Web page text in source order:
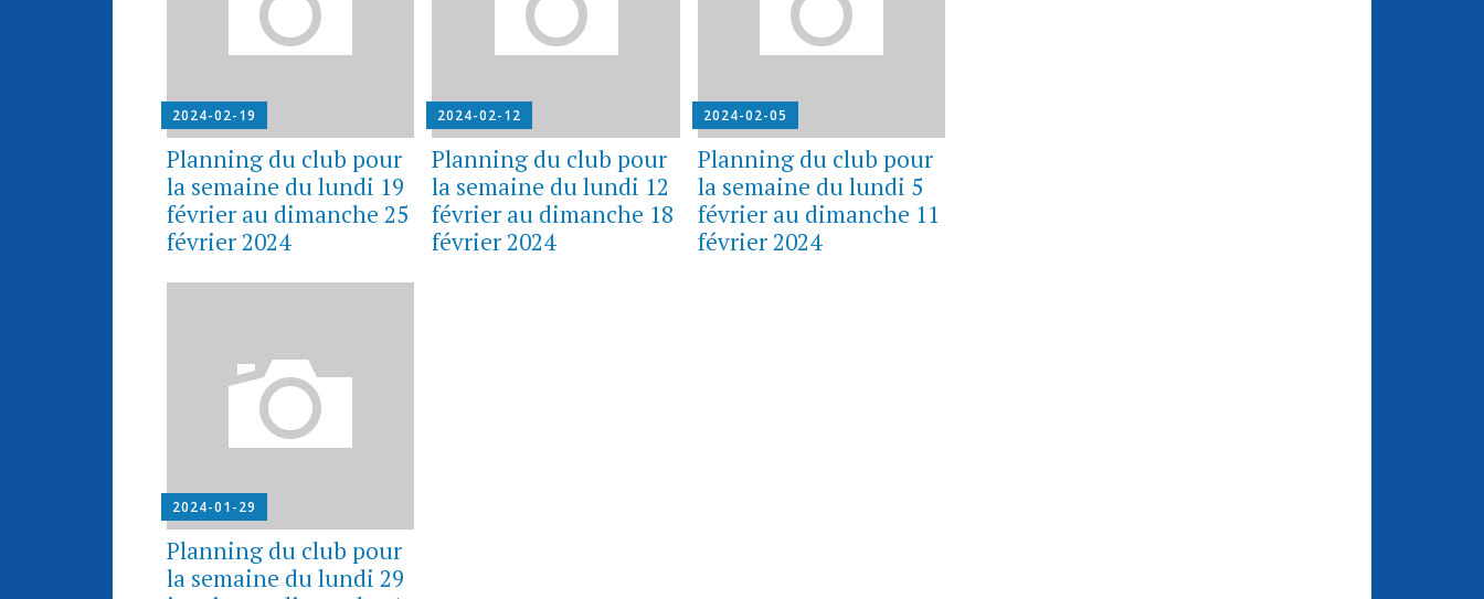
2024-02-19
Planning du club pour
la semaine du lundi 19
février au dimanche 25
février 2024
2024-02-12
Planning du club pour
la semaine du lundi 12
février au dimanche 18
février 2024
2024-02-05
Planning du club pour
la semaine du lundi 5
février au dimanche 11
février 2024
2024-01-29
Planning du club pour
la semaine du lundi 29